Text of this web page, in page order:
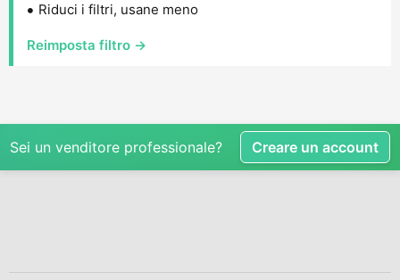
Riduci i filtri, usane meno
Reimposta filtro →
Sei un venditore professionale? Creare un account